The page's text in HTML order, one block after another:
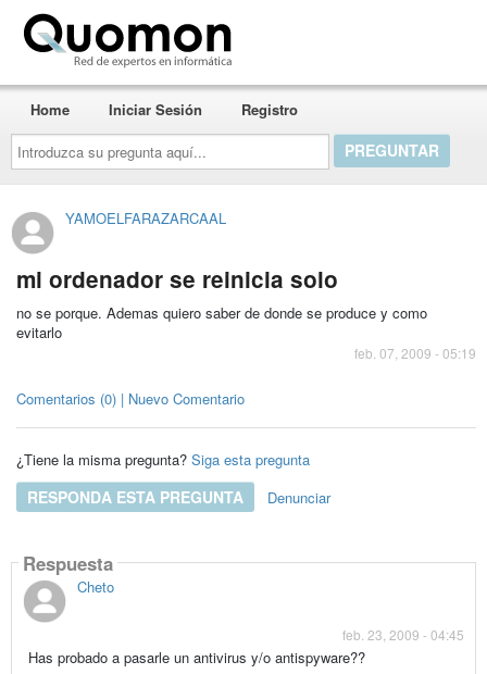
Introduzca
su
pregunta
aquí...
Home Iniciar Sesión Registro
YAMOELFARAZARCAAL
mi ordenador se reinicia solo
no se porque. Ademas quiero saber de donde se produce y como
evitarlo
feb. 07, 2009 - 05:19
Comentarios (0) | Nuevo Comentario
¿Tiene la misma pregunta? Siga esta pregunta
RESPONDA ESTA PREGUNTA Denunciar
Respuesta
Cheto
feb. 23, 2009 - 04:45
Has probado a pasarle un antivirus y/o antispyware??